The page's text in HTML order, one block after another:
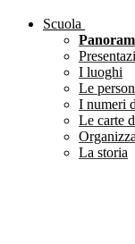
Scuola
I luoghi
Le
I numeri
Le carte
La storia